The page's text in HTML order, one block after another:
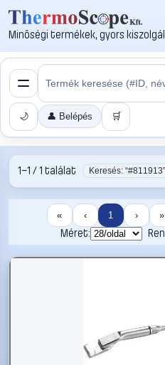
Minőségi termékek, gyors
🌙 👤 Belépés 🛒
1–1 / 1 találat Keresés:
« ‹ 1 › »
Méret: